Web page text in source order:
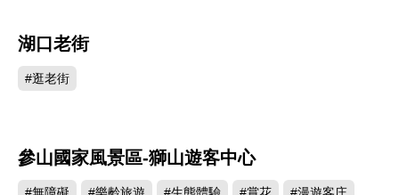
湖口老街
#逛老街
參山國家風景區-獅山遊客中心